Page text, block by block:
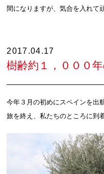
間になりますが、気合を入れて
2017.04.17
樹齢約１，０００
今年３月の初めにスペインを出
旅を終え、私たちのところに到